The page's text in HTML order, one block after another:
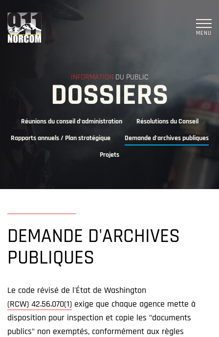
MENU
INFORMATION DU PUBLIC
DOSSIERS
Réunions du conseil d'administration Résolutions du Conseil
Rapports annuels / Plan stratégique Demande d'archives publiques
Projets
DEMANDE D'ARCHIVES
PUBLIQUES
Le code révisé de l'État de Washington
(RCW) 42.56.070(1) exige que chaque agence mette à
disposition pour inspection et copie les "documents
publics" non exemptés, conformément aux règles